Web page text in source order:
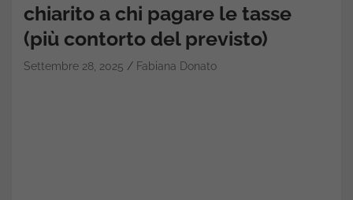
chiarito a chi pagare le tasse
(più contorto del previsto)
Settembre 28, 2025 Fabiana Donato